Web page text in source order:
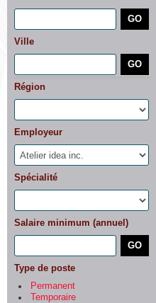
Ville
Région
Employeur
Spécialité
Salaire minimum (annuel)
Type de poste
Permanent
Temporaire